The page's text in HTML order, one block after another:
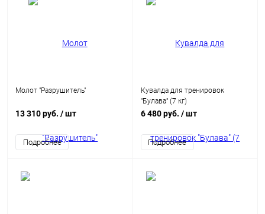
Молот "Разрушитель"
13 310 руб. / шт
Подробнее
Кувалда для тренировок
"Булава" (7 кг)
6 480 руб. / шт
Подробнее